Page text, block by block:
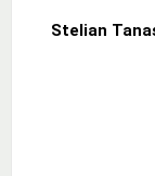
Stelian